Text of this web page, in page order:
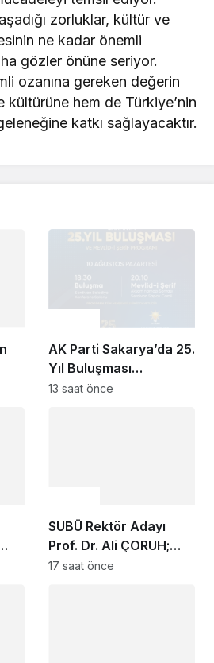
zorluklar, kültür ve
ne kadar önemli
gözler önüne seriyor.
ozanına gereken değerin
kültürüne hem de Türkiye’nin
katkı sağlayacaktır.
AK Parti Sakarya’da 25.
Yıl Buluşması
Düzenlenecek
13 saat önce
SUBÜ Rektör Adayı
Prof. Dr. Ali ÇORUH;
“Sakarya’ya değer
17 saat önce